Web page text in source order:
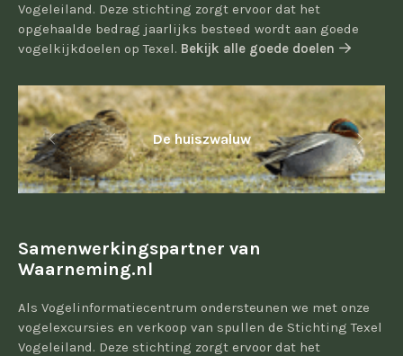
Vogeleiland. Deze stichting zorgt ervoor dat het
opgehaalde bedrag jaarlijks besteed wordt aan goede
vogelkijkdoelen op Texel. Bekijk alle goede doelen
De huiszwaluw
Samenwerkingspartner van
Waarneming.nl
Als Vogelinformatiecentrum ondersteunen we met onze
vogelexcursies en verkoop van spullen de Stichting Texel
Vogeleiland. Deze stichting zorgt ervoor dat het